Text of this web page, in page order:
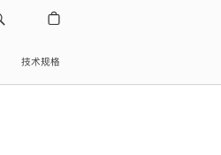
技术规格